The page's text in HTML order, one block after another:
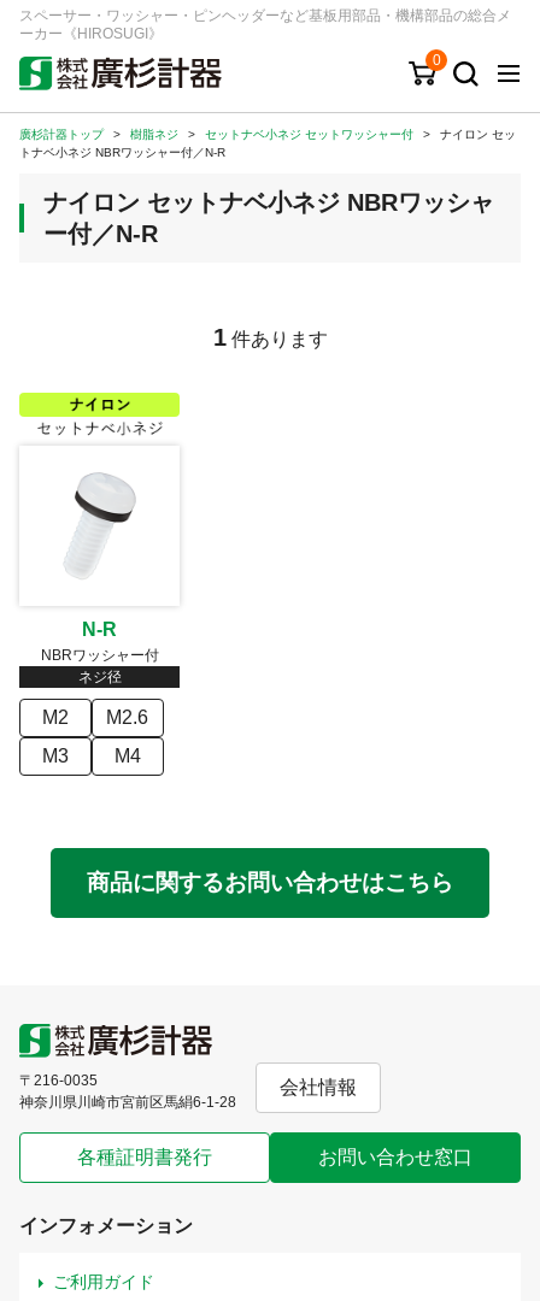
スペーサー・ワッシャー・ピンヘッダーなど基板用部品・機構部品の総合メ
ーカー《HIROSUGI》
0
キーワード 品番/シリーズ
商品カテゴリから探す
ジャンルから探す
注文・見積りについて
ご利用ガイド
お問い合わせ窓口
会社情報
廣杉計器トップ > 樹脂ネジ > セットナベ小ネジ セットワッシャー付 >
ナイロン セッ
トナベ小ネジ NBRワッシャー付／N-R
ナイロン セットナベ小ネジ NBRワッシャ
ー付／N-R
1 件あります
N-R
NBRワッシャー付
ネジ径
M2
M2.6
M3
M4
商品に関するお問い合わせはこちら
〒216-0035
神奈川県川崎市宮前区馬絹6-1-28
会社情報
各種証明書発行 お問い合わせ窓口
インフォメーション
ご利用ガイド